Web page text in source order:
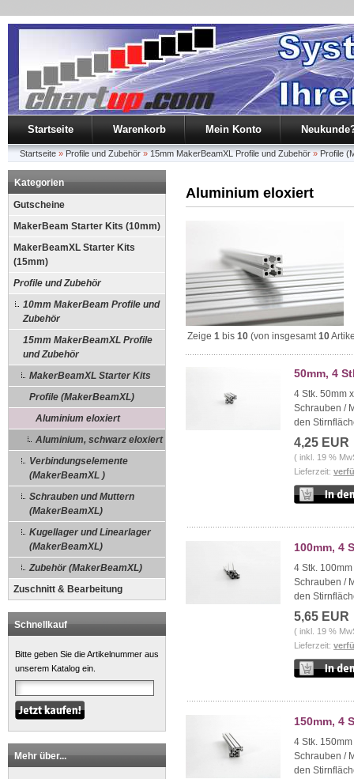
Startseite Warenkorb Mein Konto
Startseite » Profile und Zubehör » 15mm MakerBeamXL Profile und Zubehör » Profile
Kategorien
Gutscheine
MakerBeam Starter Kits (10mm)
MakerBeamXL Starter Kits
(15mm)
Profile und Zubehör
10mm MakerBeam Profile und
Zubehör
15mm MakerBeamXL Profile
und Zubehör
MakerBeamXL Starter Kits
Profile (MakerBeamXL)
Aluminium eloxiert
Aluminium, schwarz eloxiert
Verbindungselemente
(MakerBeamXL )
Schrauben und Muttern
(MakerBeamXL)
Kugellager und Linearlager
(MakerBeamXL)
Zubehör (MakerBeamXL)
Zuschnitt & Bearbeitung
Schnellkauf
Bitte geben Sie die Artikelnummer aus
unserem Katalog ein.
Mehr über...
Aluminium eloxiert
Zeige 1 bis 10 (von insgesamt10
50mm, 4
4 Stk. 50mm
Schrauben /
den
4,25 EUR
( inkl. 19 %
Lieferzeit:
100mm, 4
4 Stk.
Schrauben /
den
5,65 EUR
( inkl. 19 %
Lieferzeit:
150mm, 4
4 Stk.
Schrauben /
den